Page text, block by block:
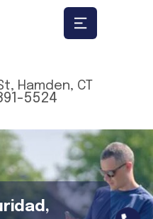
Hamden, CT
5524